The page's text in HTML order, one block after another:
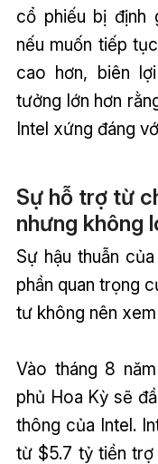
cổ phiếu bị định
nếu muốn tiếp
cao hơn, biên
tưởng lớn hơn
Intel xứng đáng
Sự hỗ trợ từ
nhưng không
Sự hậu thuẫn
phần quan trọng
tư không nên
Vào tháng 8
phủ Hoa Kỳ sẽ
thông của Intel.
từ $5.7 tỷ tiền